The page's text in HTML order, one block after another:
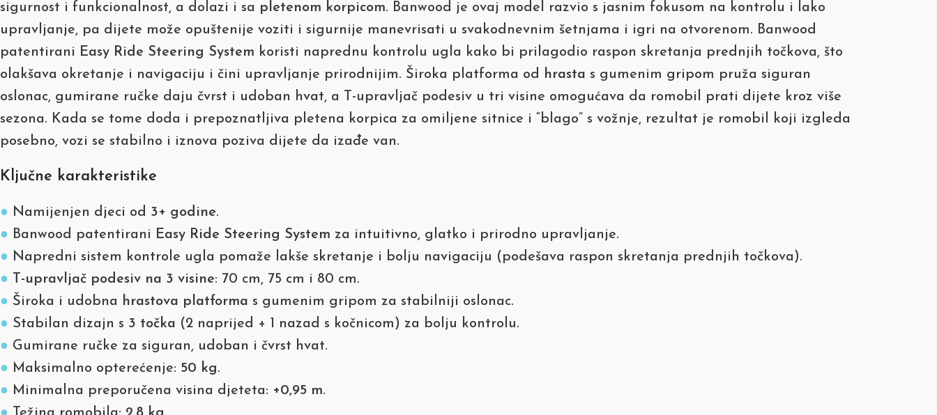
sigurnost i funkcionalnost, a dolazi i sa pletenom korpicom. Banwood je ovaj model razvio s jasnim fokusom na kontrolu i lako
upravljanje, pa dijete može opuštenije voziti i sigurnije manevrisati u svakodnevnim šetnjama i igri na otvorenom. Banwood
patentirani Easy Ride Steering System koristi naprednu kontrolu ugla kako bi prilagodio raspon skretanja prednjih točkova, što
olakšava okretanje i navigaciju i čini upravljanje prirodnijim. Široka platforma od hrasta s gumenim gripom pruža siguran
oslonac, gumirane ručke daju čvrst i udoban hvat, a T-upravljač podesiv u tri visine omogućava da romobil prati dijete kroz više
sezona. Kada se tome doda i prepoznatljiva pletena korpica za omiljene sitnice i “blago” s vožnje, rezultat je romobil koji izgleda
posebno, vozi se stabilno i iznova poziva dijete da izađe van.
Ključne karakteristike
● Namijenjen djeci od 3+ godine.
● Banwood patentirani Easy Ride Steering System za intuitivno, glatko i prirodno upravljanje.
● Napredni sistem kontrole ugla pomaže lakše skretanje i bolju navigaciju (podešava raspon skretanja prednjih točkova).
● T-upravljač podesiv na 3 visine: 70 cm, 75 cm i 80 cm.
● Široka i udobna hrastova platforma s gumenim gripom za stabilniji oslonac.
● Stabilan dizajn s 3 točka (2 naprijed + 1 nazad s kočnicom) za bolju kontrolu.
● Gumirane ručke za siguran, udoban i čvrst hvat.
● Maksimalno opterećenje: 50 kg.
● Minimalna preporučena visina djeteta: +0,95 m.